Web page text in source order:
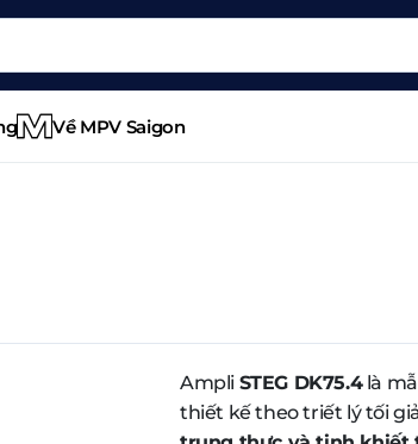
Về MPV Saigon
Ampli STEG DK75.4là
thiết kế theo triết lý tối